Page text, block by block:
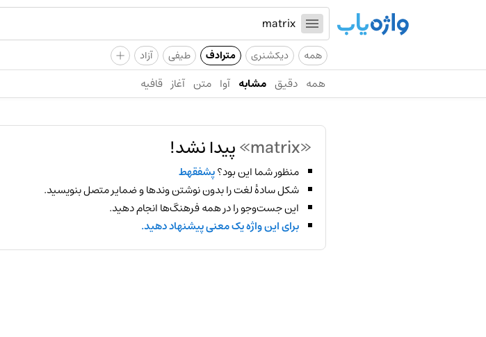
همه دیکشنری مترادف طیفی آزاد +
همه دقیق مشابه آوا متن آغاز قافیه
«matrix» پیدا نشد!
منظور شما این بود؟پشفقهط
شکل سادهٔ لغت را بدون نوشتن وندها و ضمایر متصل بنویسید.
این جست‌وجو را در همه فرهنگ‌ها انجام دهید.
برای این واژه یک معنی پیشنهاد دهید.